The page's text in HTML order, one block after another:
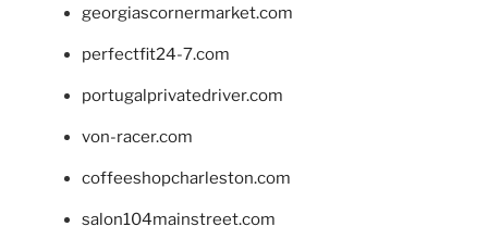
georgiascornermarket.com
perfectfit24-7.com
portugalprivatedriver.com
von-racer.com
coffeeshopcharleston.com
salon104mainstreet.com